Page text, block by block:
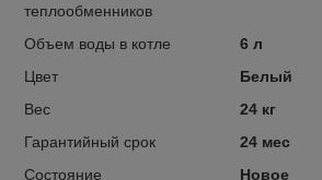
теплообменников
Объем воды в котле
6 л
Цвет
Белый
Вес
24 кг
Гарантийный срок
24 мес
Состояние
Новое